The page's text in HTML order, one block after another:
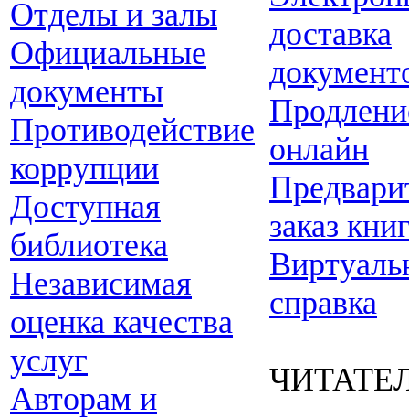
Отделы и залы
Официальные
документы
Противодействие
коррупции
Доступная
библиотека
Независимая
оценка качества
услуг
Авторам и
доставка
онлайн
заказ
справка